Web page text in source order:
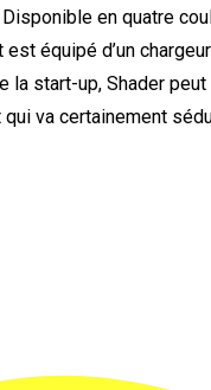
en quatre
équipé d’un
la start-up, Shader
va certainement